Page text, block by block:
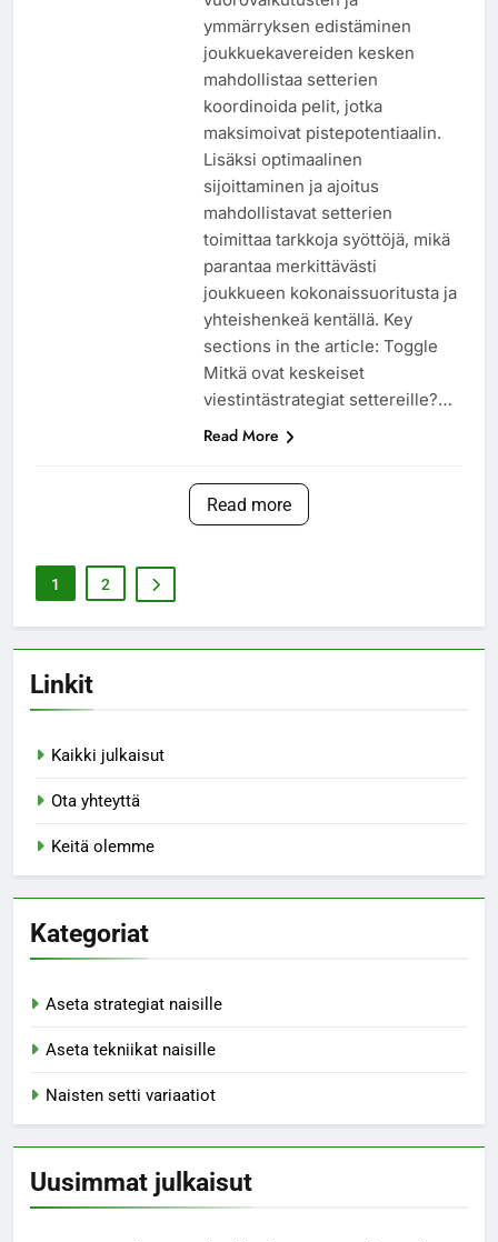
ymmärryksen edistäminen
joukkuekavereiden kesken
mahdollistaa setterien
koordinoida pelit, jotka
maksimoivat pistepotentiaalin.
Lisäksi optimaalinen
sijoittaminen ja ajoitus
mahdollistavat setterien
toimittaa tarkkoja syöttöjä, mikä
parantaa merkittävästi
joukkueen kokonaissuoritusta ja
yhteishenkeä kentällä. Key
sections in the article: Toggle
Mitkä ovat keskeiset
viestintästrategiat settereille?…
Read More
Read more
1 2
Linkit
Kaikki julkaisut
Ota yhteyttä
Keitä olemme
Kategoriat
Aseta strategiat naisille
Aseta tekniikat naisille
Naisten setti variaatiot
Uusimmat julkaisut